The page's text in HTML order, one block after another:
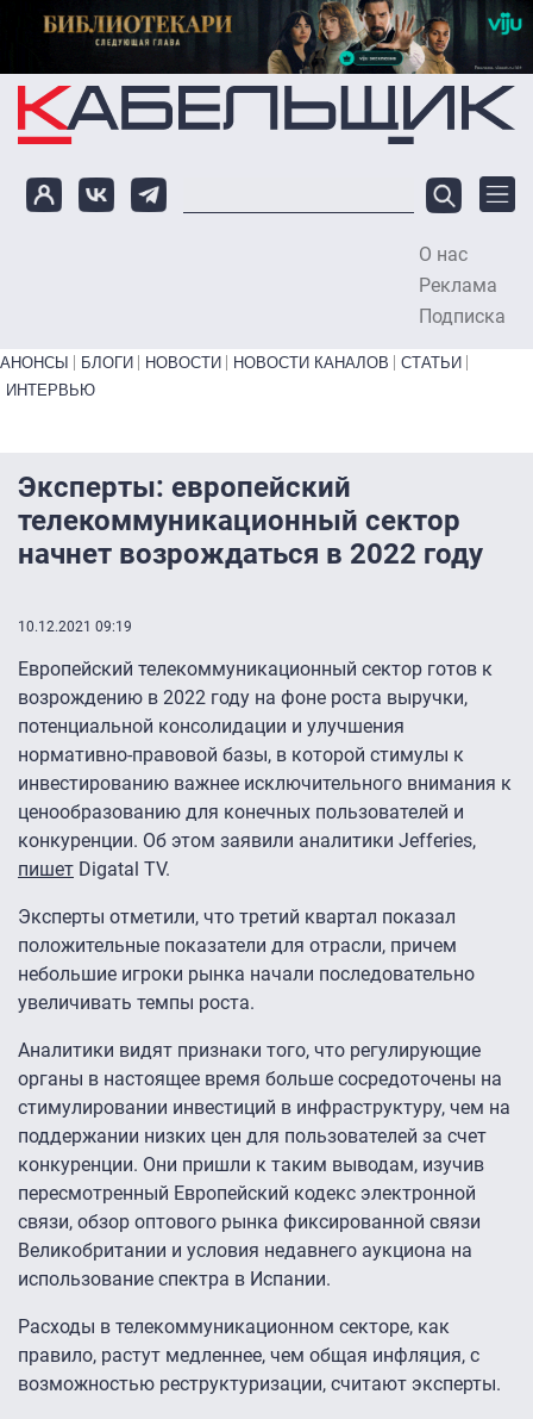
Перейти к основному содержанию
О нас
Реклама
Подписка
Primary links bottom
АНОНСЫ БЛОГИ НОВОСТИ НОВОСТИ КАНАЛОВ
СТАТЬИ
ИНТЕРВЬЮ
Эксперты: европейский
телекоммуникационный сектор
начнет возрождаться в 2022 году
10.12.2021 09:19
Европейский телекоммуникационный сектор готов к
возрождению в 2022 году на фоне роста выручки,
потенциальной консолидации и улучшения
нормативно-правовой базы, в которой стимулы к
инвестированию важнее исключительного внимания к
ценообразованию для конечных пользователей и
конкуренции. Об этом заявили аналитики Jefferies,
пишет Digatal TV.
Эксперты отметили, что третий квартал показал
положительные показатели для отрасли, причем
небольшие игроки рынка начали последовательно
увеличивать темпы роста.
Аналитики видят признаки того, что регулирующие
органы в настоящее время больше сосредоточены на
стимулировании инвестиций в инфраструктуру, чем на
поддержании низких цен для пользователей за счет
конкуренции. Они пришли к таким выводам, изучив
пересмотренный Европейский кодекс электронной
связи, обзор оптового рынка фиксированной связи
Великобритании и условия недавнего аукциона на
использование спектра в Испании.
Расходы в телекоммуникационном секторе, как
правило, растут медленнее, чем общая инфляция, с
возможностью реструктуризации, считают эксперты.